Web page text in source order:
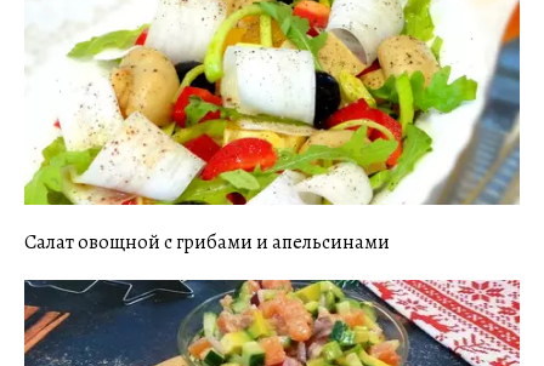
Салат овощной с грибами и апельсинами